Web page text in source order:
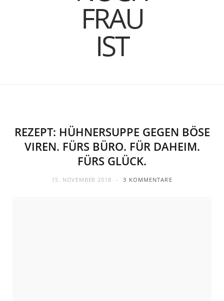
REZEPT: HÜHNERSUPPE GEGEN BÖSE
VIREN. FÜRS BÜRO. FÜR DAHEIM.
FÜRS GLÜCK.
15. NOVEMBER 2018 3 KOMMENTARE